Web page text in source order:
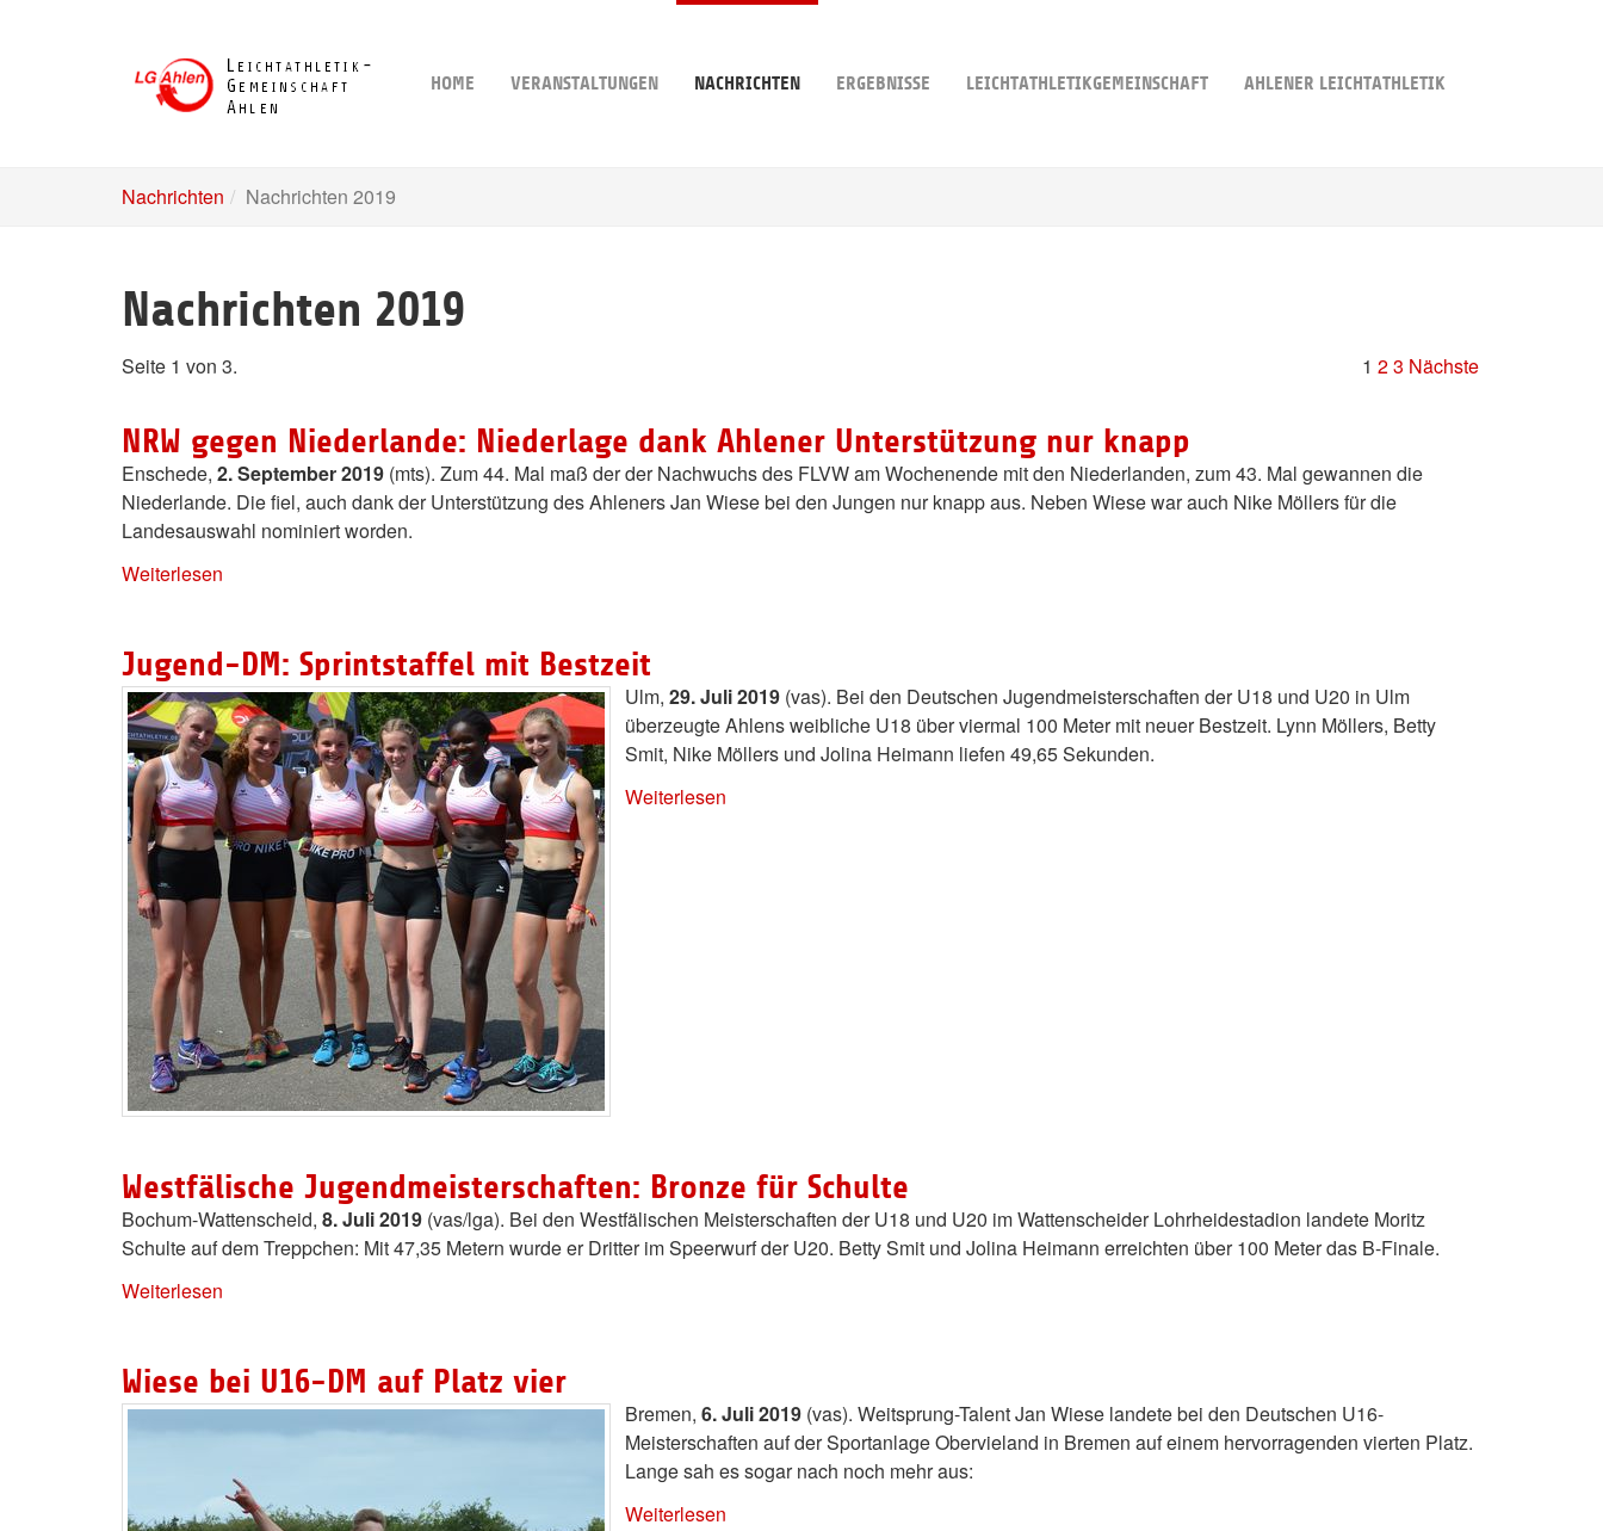
HOME VERANSTALTUNGEN NACHRICHTEN ERGEBNISSE LEICHTATHLETIKGEMEINSCHAFT AHLENER LEICHTATHLETIK
Nachrichten Nachrichten 2019
Nachrichten 2019
Seite 1 von 3. 1 23 Nächste
NRW gegen Niederlande: Niederlage dank Ahlener Unterstützung nur knapp
Enschede, 2. September 2019 (mts). Zum 44. Mal maß der der Nachwuchs des FLVW am Wochenende mit den Niederlanden, zum 43. Mal gewannen die
Niederlande. Die fiel, auch dank der Unterstützung des Ahleners Jan Wiese bei den Jungen nur knapp aus. Neben Wiese war auch Nike Möllers für die
Landesauswahl nominiert worden.
Weiterlesen
Jugend-DM: Sprintstaffel mit Bestzeit
Ulm, 29. Juli 2019 (vas). Bei den Deutschen Jugendmeisterschaften der U18 und U20 in Ulm
überzeugte Ahlens weibliche U18 über viermal 100 Meter mit neuer Bestzeit. Lynn Möllers, Betty
Smit, Nike Möllers und Jolina Heimann liefen 49,65 Sekunden.
Weiterlesen
Westfälische Jugendmeisterschaften: Bronze für Schulte
Bochum-Wattenscheid, 8. Juli 2019 (vas/lga). Bei den Westfälischen Meisterschaften der U18 und U20 im Wattenscheider Lohrheidestadion landete Moritz
Schulte auf dem Treppchen: Mit 47,35 Metern wurde er Dritter im Speerwurf der U20. Betty Smit und Jolina Heimann erreichten über 100 Meter das B-Finale.
Weiterlesen
Wiese bei U16-DM auf Platz vier
Bremen, 6. Juli 2019 (vas). Weitsprung-Talent Jan Wiese landete bei den Deutschen U16-
Meisterschaften auf der Sportanlage Obervieland in Bremen auf einem hervorragenden vierten Platz.
Lange sah es sogar nach noch mehr aus:
Weiterlesen